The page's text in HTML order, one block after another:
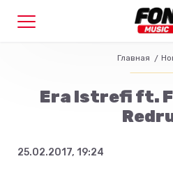
Главная
Era Istrefi ft.
25.02.2017, 19:24